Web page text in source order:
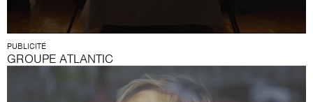
PUBLICITÉ
GROUPE ATLANTIC